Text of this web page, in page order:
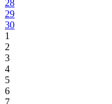
28
29
30
1
2
3
4
5
6